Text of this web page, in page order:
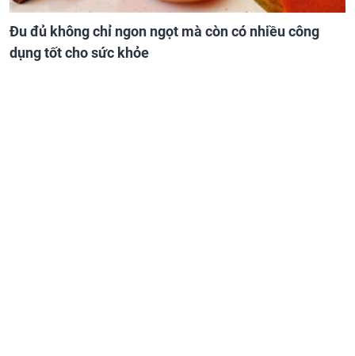
Đu đủ không chỉ ngon ngọt mà còn có nhiều công
dụng tốt cho sức khỏe